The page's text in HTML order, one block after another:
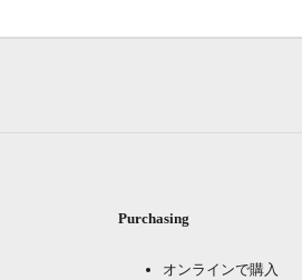
Purchasing
オンラインで購入